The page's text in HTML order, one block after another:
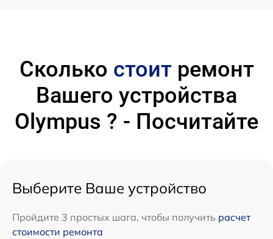
Сколько стоитремонт
Вашего устройства
Olympus ? - Посчитайте
Выберите Ваше устройство
Пройдите 3 простых шага, чтобы получить расчет
стоимости ремонта